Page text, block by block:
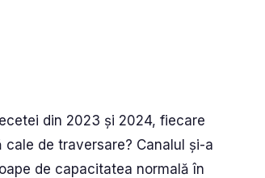
din 2023 și 2024, fiecare
de traversare? Canalul și-a
de capacitatea normală în